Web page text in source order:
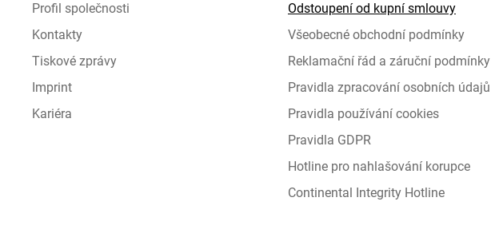
Profil společnosti
Kontakty
Tiskové zprávy
Imprint
Kariéra
Odstoupení od kupní smlouvy
Všeobecné obchodní podmínky
Reklamační řád a záruční podmínky
Pravidla zpracování osobních údajů
Pravidla používání cookies
Pravidla GDPR
Hotline pro nahlašování korupce
Continental Integrity Hotline